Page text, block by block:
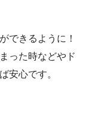
できるように！
った時などやド
安心です。